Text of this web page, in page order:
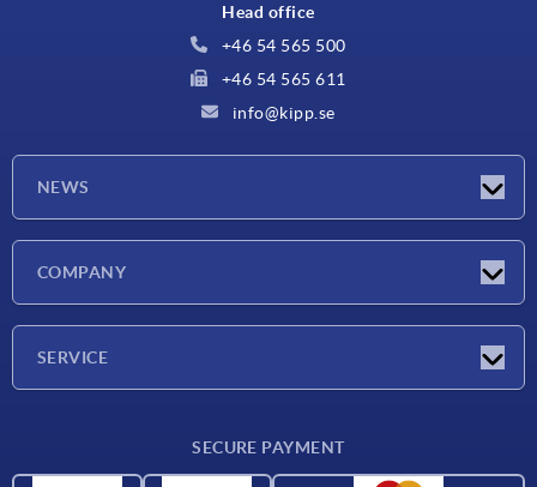
Head office
+46 54 565 500
+46 54 565 611
info@kipp.se
NEWS
COMPANY
SERVICE
SECURE PAYMENT